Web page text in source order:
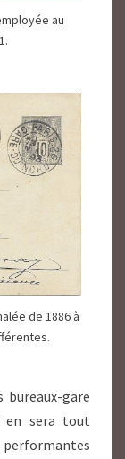
au
de 1886 à
bureaux-gare
en sera tout
performantes